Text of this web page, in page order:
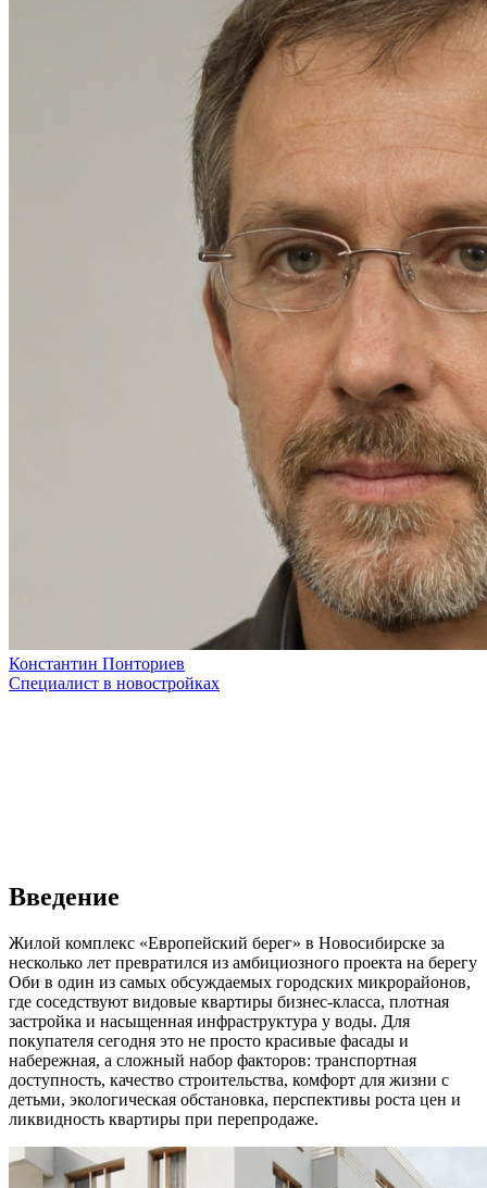
Константин Понториев
Специалист в новостройках
Введение
Жилой комплекс «Европейский берег» в Новосибирске за
несколько лет превратился из амбициозного проекта на берегу
Оби в один из самых обсуждаемых городских микрорайонов,
где соседствуют видовые квартиры бизнес-класса, плотная
застройка и насыщенная инфраструктура у воды. Для
покупателя сегодня это не просто красивые фасады и
набережная, а сложный набор факторов: транспортная
доступность, качество строительства, комфорт для жизни с
детьми, экологическая обстановка, перспективы роста цен и
ликвидность квартиры при перепродаже.